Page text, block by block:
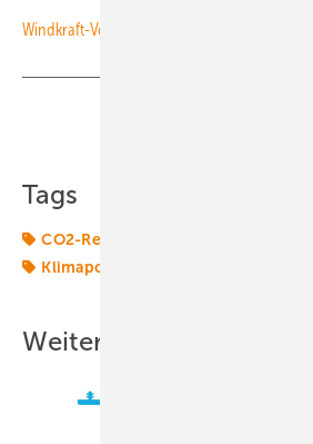
Windkraft-Verhinderer Flugsicherung!
Tags
CO2-Reduktionsziele
Klimapolitik
Weitere Inhalte